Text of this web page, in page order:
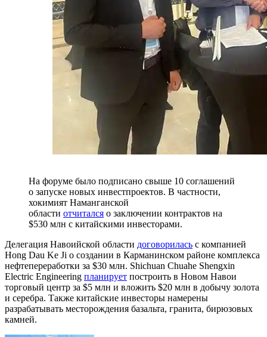
На форуме было подписано свыше 10 соглашений
о запуске новых инвестпроектов. В частности,
хокимият Наманганской
области отчитался о заключении контрактов на
$530 млн с китайскими инвесторами.
Делегация Навоийской области договорилась с компанией
Hong Dau Ke Ji о создании в Карманинском районе комплекса
нефтепереработки за $30 млн. Shichuan Chuahe Shengxin
Electric Engineering планирует построить в Новом Навои
торговый центр за $5 млн и вложить $20 млн в добычу золота
и серебра. Также китайские инвесторы намерены
разрабатывать месторождения базальта, гранита, бирюзовых
камней.